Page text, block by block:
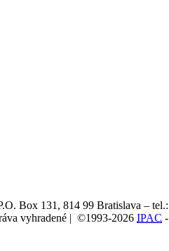
Box 131, 814 99 Bratislava – tel.:
vyhradené | ©1993-2026 IPAC -